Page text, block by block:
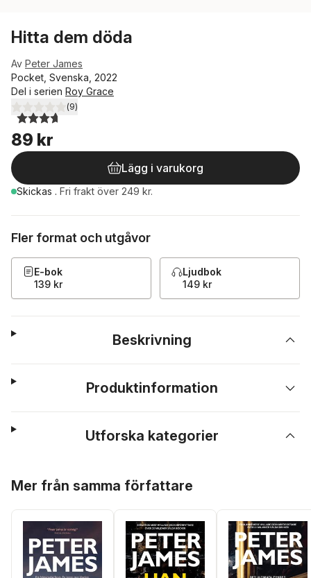
Hitta dem döda
Av Peter James
Pocket, Svenska, 2022
Del i serien Roy Grace
3,7utav 5 stjärnor. Totalt antal röster:
(9)
89 kr
Lägg i varukorg
Skickas . Fri frakt över 249 kr.
Fler format och utgåvor
E-bok
139 kr
Ljudbok
149 kr
Beskrivning
Produktinformation
Utforska kategorier
Mer från samma författare